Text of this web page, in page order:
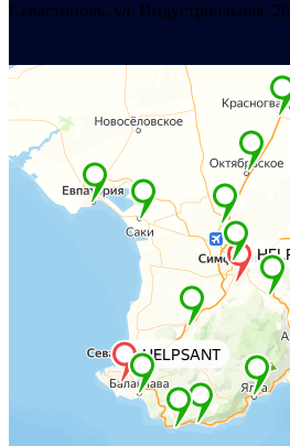
Севастополь, ул. Индустриальная, 26